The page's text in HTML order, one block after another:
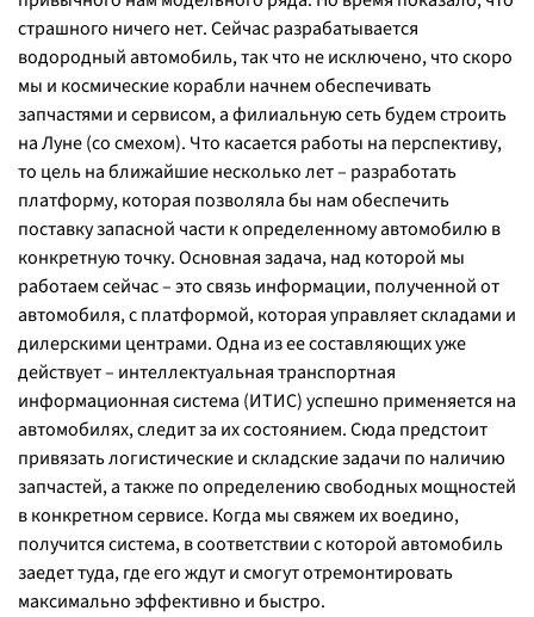
страшного ничего нет. Сейчас разрабатывается
водородный автомобиль, так что не исключено, что скоро
мы и космические корабли начнем обеспечивать
запчастями и сервисом, а филиальную сеть будем строить
на Луне (со смехом). Что касается работы на перспективу,
то цель на ближайшие несколько лет – разработать
платформу, которая позволяла бы нам обеспечить
поставку запасной части к определенному автомобилю в
конкретную точку. Основная задача, над которой мы
работаем сейчас – это связь информации, полученной от
автомобиля, с платформой, которая управляет складами и
дилерскими центрами. Одна из ее составляющих уже
действует – интеллектуальная транспортная
информационная система (ИТИС) успешно применяется на
автомобилях, следит за их состоянием. Сюда предстоит
привязать логистические и складские задачи по наличию
запчастей, а также по определению свободных мощностей
в конкретном сервисе. Когда мы свяжем их воедино,
получится система, в соответствии с которой автомобиль
заедет туда, где его ждут и смогут отремонтировать
максимально эффективно и быстро.